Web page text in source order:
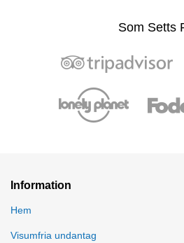
Som Setts
Information
Hem
Visumfria undantag